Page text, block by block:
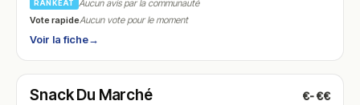
RANKEAT
Aucun avis par la communauté
Vote rapideAucun vote pour le moment
Voir la fiche→
N° 28
Snack Du Marché €-€€